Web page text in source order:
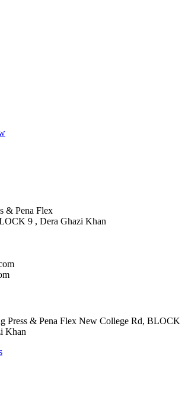
& Pena Flex
9 , Dera Ghazi Khan
Press & Pena Flex New College Rd, BLOCK
Khan